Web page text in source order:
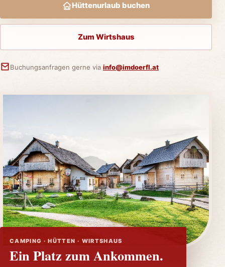
Hüttenurlaub buchen
Zum Wirtshaus
Buchungsanfragen gerne via info@imdoerfl.at
CAMPING · HÜTTEN · WIRTSHAUS
Ein Platz zum Ankommen.